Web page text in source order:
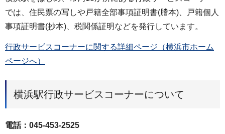
では、住民票の写しや戸籍全部事項証明書(謄本)、戸籍個人
事項証明書(抄本)、税関係証明などを発行しています。
行政サービスコーナーに関する詳細ページ（横浜市ホーム
ページへ）
横浜駅行政サービスコーナーについて
電話：045-453-2525